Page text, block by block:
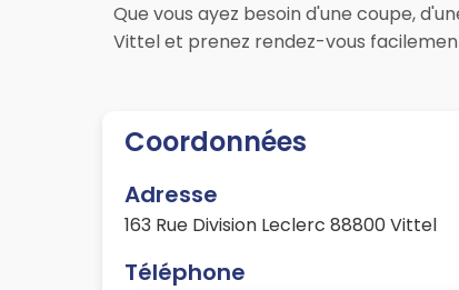
Que vous ayez besoin d'une coupe,
Vittel et prenez rendez-vous
Coordonnées
Adresse
163 Rue Division Leclerc 88800 Vittel
Téléphone